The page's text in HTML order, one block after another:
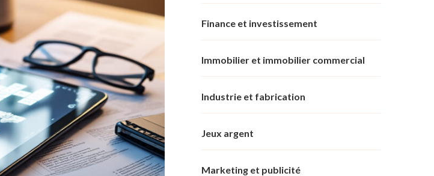
Finance et investissement
Immobilier et immobilier commercial
Industrie et fabrication
Jeux argent
Marketing et publicité